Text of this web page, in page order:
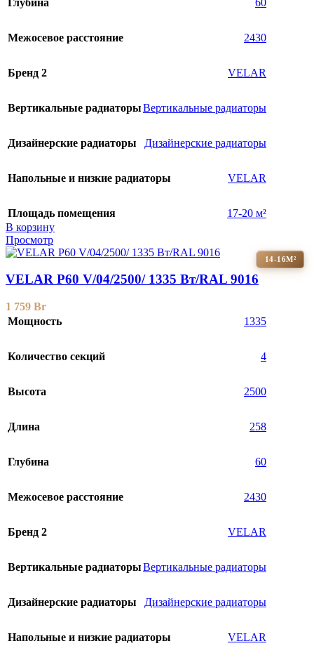
Межосевое расстояние 2430
Бренд 2 VELAR
Вертикальные радиаторыВертикальные радиаторы
Дизайнерские радиаторы Дизайнерские радиаторы
Напольные и низкие радиаторы VELAR
Площадь помещения
17-20 м²
В корзину
Просмотр
14-16М²
VELAR P60 V/04/2500/ 1335 Bт/RAL 9016
1 759 Br
Мощность
1335
Количество секций 4
Высота 2500
Длина 258
Глубина 60
Межосевое расстояние 2430
Бренд 2 VELAR
Вертикальные радиаторыВертикальные радиаторы
Дизайнерские радиаторы Дизайнерские радиаторы
Напольные и низкие радиаторы VELAR